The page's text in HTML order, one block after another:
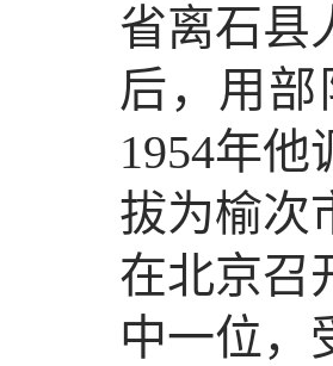
省离石县
后，用
1954年
拔为榆次
在北京召
中一位，